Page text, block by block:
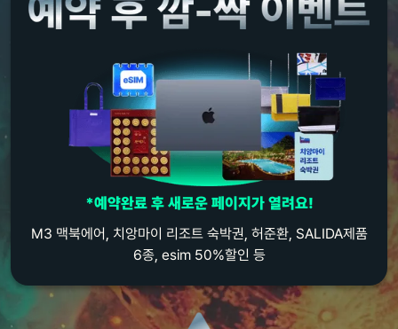
*예약완료 후 새로운 페이지가 열려요!
M3 맥북에어, 치앙마이 리조트 숙박권, 허준환, SALIDA제품
6종, esim 50%할인 등